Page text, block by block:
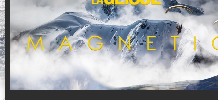
Aujourd'hui : T° Min : °C T° Max :°C
Suivez en direct l'actualité des stations